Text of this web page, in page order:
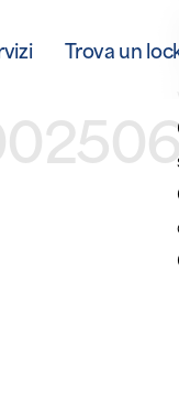
Trova un